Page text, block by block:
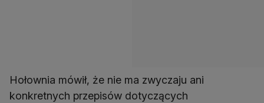
Hołownia mówił, że nie ma zwyczaju ani
konkretnych przepisów dotyczących